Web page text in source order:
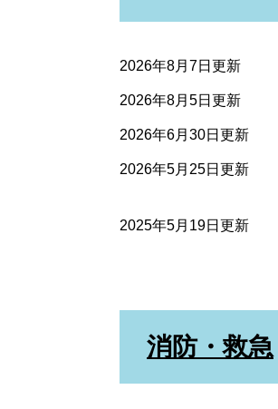
2026年8月7日更新
2026年8月5日更新
2026年6月30日更新
2026年5月25日更新
2025年5月19日更新
消防・救急